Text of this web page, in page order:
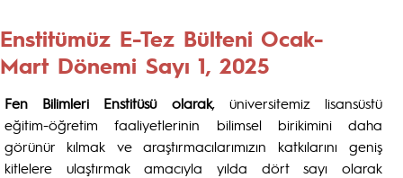
Enstitümüz E-Tez Bülteni Ocak-
Mart Dönemi Sayı 1, 2025
Fen Bilimleri Enstitüsü olarak, üniversitemiz lisansüstü
eğitim-öğretim faaliyetlerinin bilimsel birikimini daha
görünür kılmak ve araştırmacılarımızın katkılarını geniş
kitlelere ulaştırmak amacıyla yılda dört sayı olarak